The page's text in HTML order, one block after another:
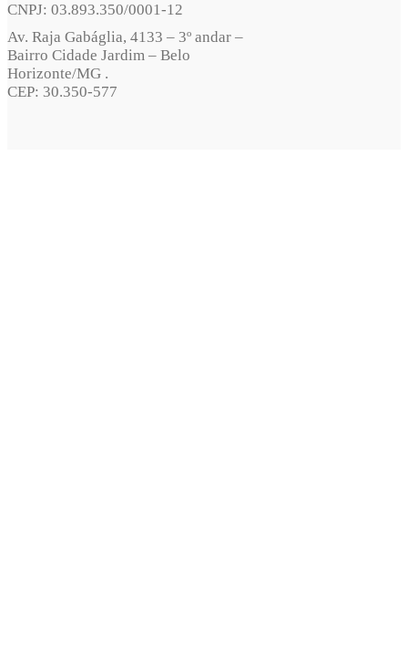
CNPJ: 03.893.350/0001-12
Av. Raja Gabáglia, 4133 – 3º andar –
Bairro Cidade Jardim – Belo
Horizonte/MG .
CEP: 30.350-577